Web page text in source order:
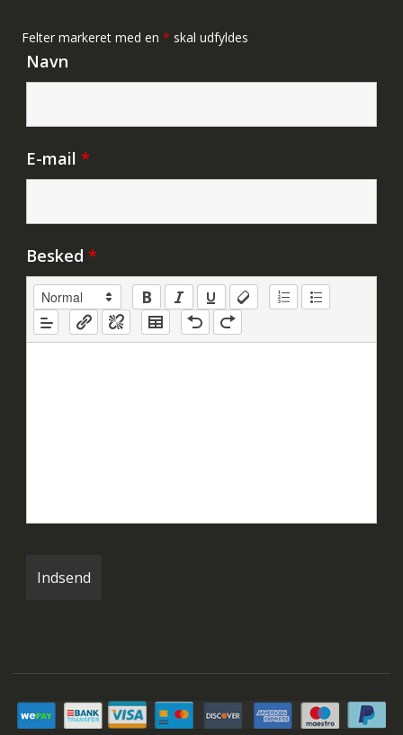
Felter markeret med en * skal udfyldes
Navn
E-mail *
Besked *